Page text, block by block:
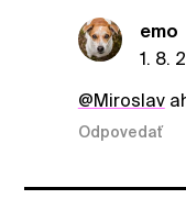
emo
1. 8.
@Miroslav
Odpovedať